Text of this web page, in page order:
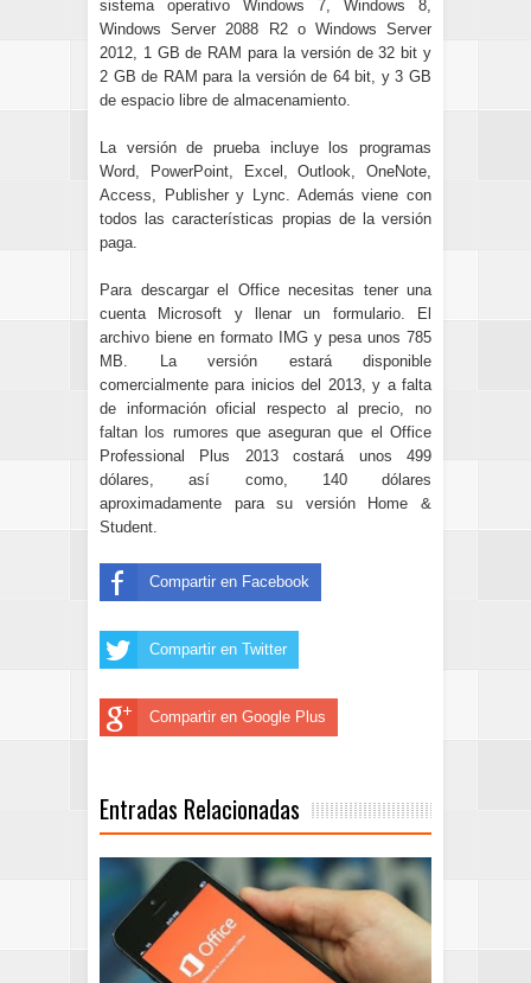
sistema operativo Windows 7, Windows 8,
Windows Server 2088 R2 o Windows Server
2012, 1 GB de RAM para la versión de 32 bit y
2 GB de RAM para la versión de 64 bit, y 3 GB
de espacio libre de almacenamiento.
La versión de prueba incluye los programas
Word, PowerPoint, Excel, Outlook, OneNote,
Access, Publisher y Lync. Además viene con
todos las características propias de la versión
paga.
Para descargar el Office necesitas tener una
cuenta Microsoft y llenar un formulario. El
archivo biene en formato IMG y pesa unos 785
MB. La versión estará disponible
comercialmente para inicios del 2013, y a falta
de información oficial respecto al precio, no
faltan los rumores que aseguran que el Office
Professional Plus 2013 costará unos 499
dólares, así como, 140 dólares
aproximadamente para su versión Home &
Student.
Compartir en Facebook
Compartir en Twitter
Compartir en Google Plus
Entradas Relacionadas